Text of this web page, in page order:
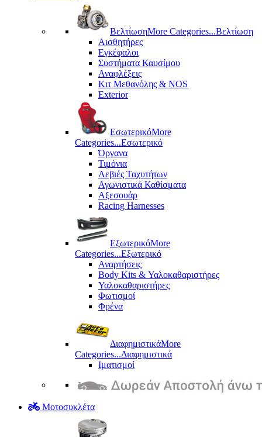
ΒελτίωσηMore Categories...Βελτίωση
Αισθητήρες
Εγκέφαλοι
Συστήματα Καυσίμου
Αναφλέξεις
Κιτ Μεθανόλης & ΝΟS
Exterior
ΕσωτερικόMore
Categories...Εσωτερικό
Όργανα
Τιμόνια
Λεβιές Ταχυτήτων
Αγωνιστικά Καθίσματα
Αξεσουάρ
Racing Harnesses
ΕξωτερικόMore
Categories...Εξωτερικό
Αναρτήσεις
Body Kits & Υαλοκαθαριστήρες
Υαλοκαθαριστήρες
Φωτισμοί
Φρένα
ΔιαφημιστικάMore
Categories...Διαφημιστικά
Ιματισμοί
Μοτοσυκλέτα